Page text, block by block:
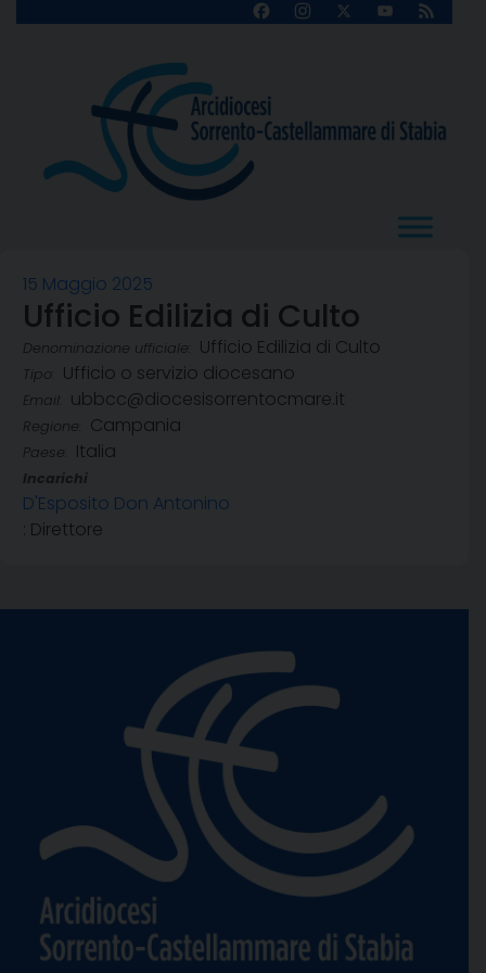
FacebookInstagram
X
YouTube
Feed
15 Maggio 2025
Ufficio Edilizia di Culto
Denominazione ufficiale: Ufficio Edilizia di Culto
Tipo: Ufficio o servizio diocesano
Email: ubbcc@diocesisorrentocmare.it
Regione: Campania
Paese: Italia
Incarichi
D'Esposito Don Antonino
: Direttore